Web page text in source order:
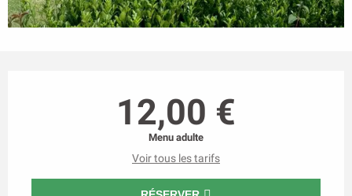
12,00 €
Menu adulte
Voir tous les tarifs